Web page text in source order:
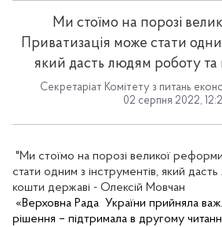
Ми стоїмо на порозі
Приватизація може стати
який дасть людям роботу та
Секретаріат Комітету з питань
02 серпня 2022,
"Ми стоїмо на порозі великої
стати одним з інструментів, який
кошти державі - Олексій Мовчан
«Верховна Рада України прийняла
рішення – підтримала в другому